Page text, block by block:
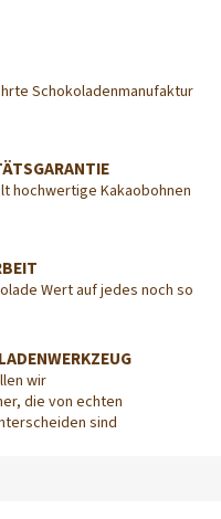
Schokoladenmanufaktur
hochwertige Kakaobohnen
Wert auf jedes noch so
wir
die von echten
sind